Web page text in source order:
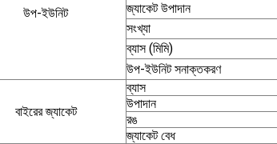
উপ-ইউনিট
জ্যাকেট উপাদান
সংখ্যা
ব্যাস (মিমি)
উপ-ইউনিট সনাক্তকরণ
বাইরের জ্যাকেট
ব্যাস
উপাদান
রঙ
জ্যাকেট বেধ